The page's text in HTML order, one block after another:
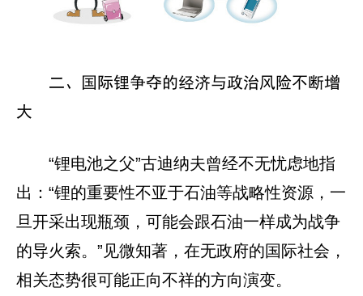
二、国际锂争夺的经济与政治风险不断增
大
“锂电池之父”古迪纳夫曾经不无忧虑地指
出：“锂的重要性不亚于石油等战略性资源，一
旦开采出现瓶颈，可能会跟石油一样成为战争
的导火索。”见微知著，在无政府的国际社会，
相关态势很可能正向不祥的方向演变。